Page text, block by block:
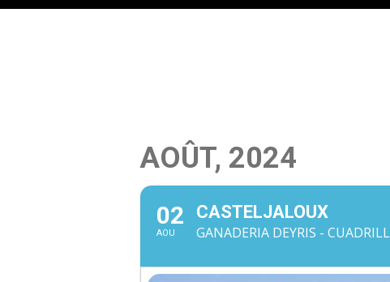
AOÛT, 2024
02
AOU
CASTELJALOUX
GANADERIA DEYRIS -